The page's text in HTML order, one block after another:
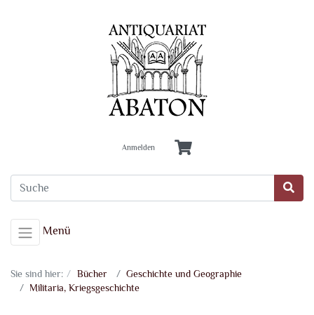
Anmelden
Menü
Sie sind hier: Bücher
Geschichte und Geographie
Militaria, Kriegsgeschichte